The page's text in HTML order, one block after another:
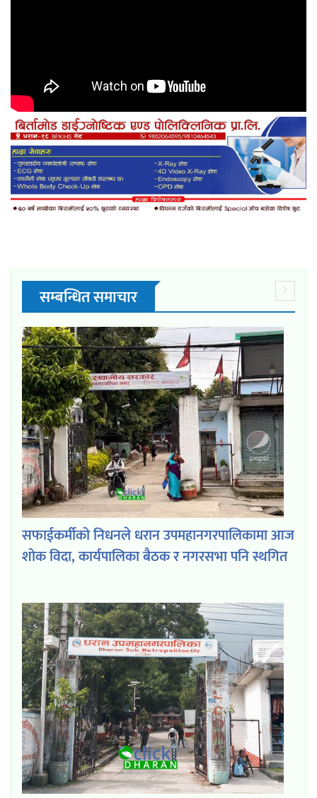
सम्बन्धित समाचार
सफाईकर्मीको निधनले धरान उपमहानगरपालिकामा आज
शोक विदा, कार्यपालिका बैठक र नगरसभा पनि स्थगित